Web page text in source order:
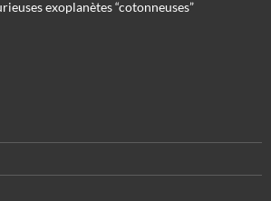
exoplanètes “cotonneuses”